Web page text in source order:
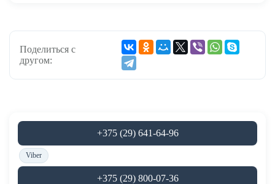
Поделиться с
другом:
+375 (29) 641-64-96
Viber
+375 (29) 800-07-36